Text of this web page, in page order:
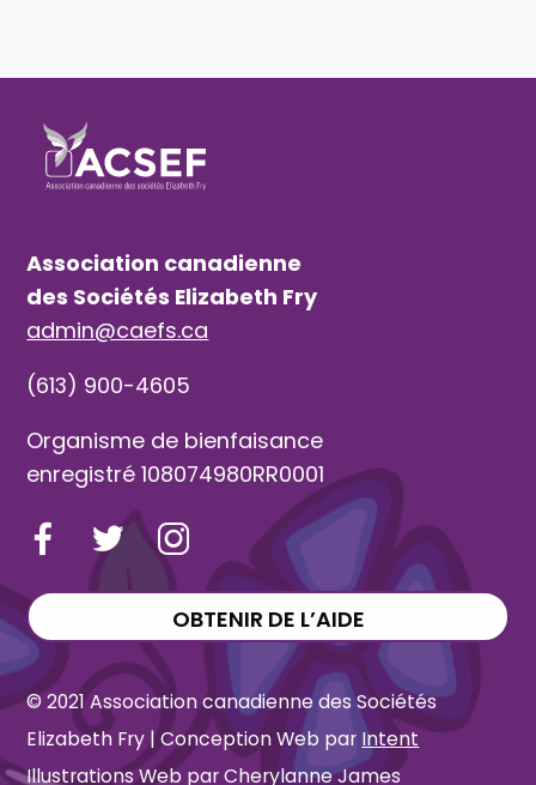
Association canadienne
des Sociétés Elizabeth Fry
admin@caefs.ca
(613) 900-4605
Organisme de bienfaisance
enregistré 108074980RR0001
OBTENIR DE L’AIDE
© 2021 Association canadienne des Sociétés
Elizabeth Fry | Conception Web par Intent
Illustrations Web par Cherylanne James